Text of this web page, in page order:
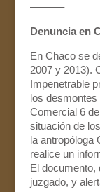
———-
Denuncia en
En Chaco se
2007 y 2013).
Impenetrable
los
Comercial 6
situación de
la antropóloga
realice un
El documento,
juzgado, y